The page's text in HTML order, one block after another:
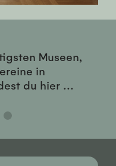
Museen,
in
du hier ...